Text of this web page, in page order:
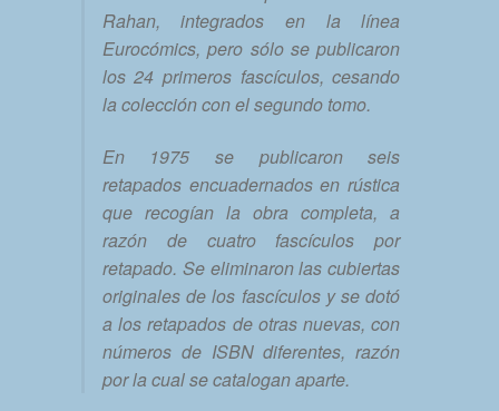
Rahan, integrados en la línea
Eurocómics, pero sólo se publicaron
los 24 primeros fascículos, cesando
la colección con el segundo tomo.
En 1975 se publicaron seis
retapados encuadernados en rústica
que recogían la obra completa, a
razón de cuatro fascículos por
retapado. Se eliminaron las cubiertas
originales de los fascículos y se dotó
a los retapados de otras nuevas, con
números de ISBN diferentes, razón
por la cual se catalogan aparte.